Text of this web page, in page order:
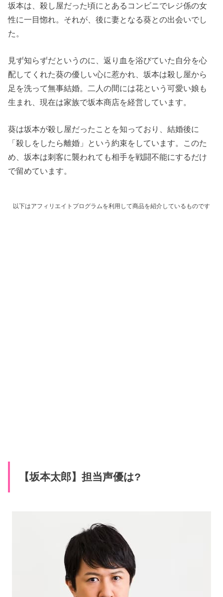
坂本は、殺し屋だった頃にとあるコンビニでレジ係の女
性に一目惚れ。それが、後に妻となる葵との出会いでし
た。
見ず知らずだというのに、返り血を浴びていた自分を心
配してくれた葵の優しい心に惹かれ、坂本は殺し屋から
足を洗って無事結婚。二人の間には花という可愛い娘も
生まれ、現在は家族で坂本商店を経営しています。
葵は坂本が殺し屋だったことを知っており、結婚後に
「殺しをしたら離婚」という約束をしています。このた
め、坂本は刺客に襲われても相手を戦闘不能にするだけ
で留めています。
以下はアフィリエイトプログラムを利用して商品を紹介しているものです
【坂本太郎】担当声優は?